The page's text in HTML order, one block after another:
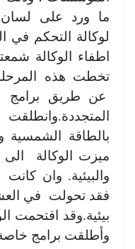
ما ورد على لسان
لوكالة التحكم في
اطفاء الوكالة
تخطت هذه المرحلة
عن طريق برامج
بالطاقة الشمسية
ميزت الوكالة الى
والبيئية. وان
فقد تحولت في
بيئية.وقد اقتحمت
وأطلقت برامج